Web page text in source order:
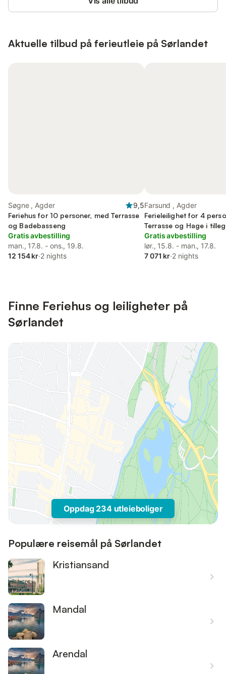
Aktuelle tilbud på ferieutleie på Sørlandet
Søgne , Agder
9,5
Feriehus for 10 personer, med Terrasse
og Badebasseng
Gratis avbestilling
man., 17.8. - ons., 19.8.
12 154 kr·2 nights
Farsund , Agder
Ferieleilighet for 4
Terrasse og Hage i
Badebasseng
Gratis avbestilling
lør., 15.8. - man., 17.8.
7 071 kr·2 nights
Finne Feriehus og leiligheter på
Sørlandet
Oppdag 234 utleieboliger
Populære reisemål på Sørlandet
Kristiansand
Mandal
Arendal